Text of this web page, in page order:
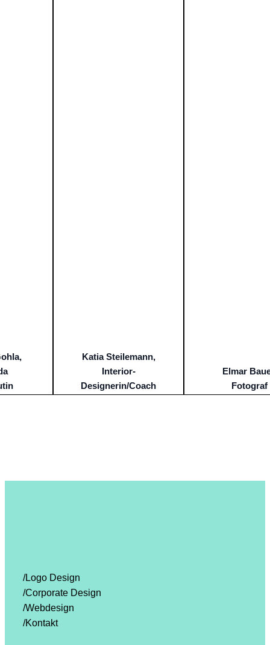
Katia Steilemann,
Interior-
Designerin/Coach
Elmar
Fotograf
/Logo Design
/Corporate Design
/Webdesign
/Kontakt